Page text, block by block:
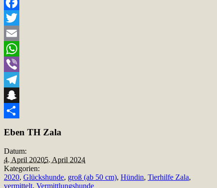
Facebook
Twitter
Email
WhatsApp
Viber
Telegram
Snapchat
Eben TH Zala
Datum:
4. April 20205. April 2024
Kategorien:
2020, Glückshunde, groß (ab 50 cm), Hündin, Tierhilfe Zala,
vermittelt, Vermittlungshunde